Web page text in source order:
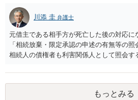
くの弁護士事務所へ直接相談され、第1回
（答弁書の提出など）を進めるのが最も手
川添 圭 弁護士
元借主である相手方が死亡した後の対応に
「相続放棄・限定承認の申述の有無等の
相続人の債権者も利害関係人として照会す
して被相続人の最後の住所地を管轄する家
会申請者の本人確認資料のほか、被相続人
債権の存在を示す証拠資料などが必要にな
もっとみる